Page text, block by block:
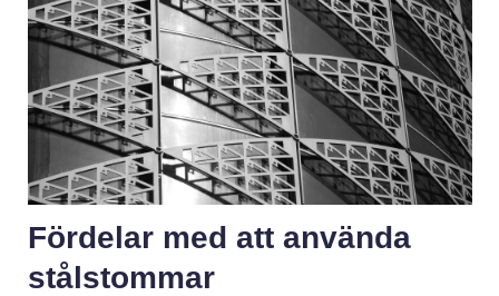
Fördelar med att använda
stålstommar